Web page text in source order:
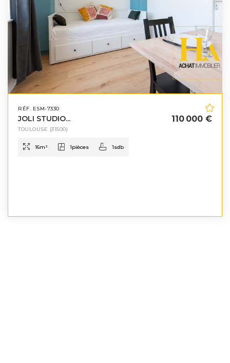
compte
RÉF. ESM-7330
JOLI STUDIO...
TOULOUSE (31500)
110 000 €
16m² 1pièces 1sdb